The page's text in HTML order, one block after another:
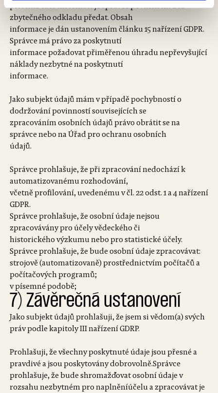
přičemž tuto informaci je správce povinen mi bez
zbytečného odkladu předat. Obsah
informace je dán ustanovením článku 15 nařízení GDPR.
Správce má právo za poskytnutí
informace požadovat přiměřenou úhradu nepřevyšující
náklady nezbytné na poskytnutí
informace.
Jako subjekt údajů mám v případě pochybností o
dodržování povinností souvisejících se
zpracováním osobních údajů právo obrátit se na
správce nebo na Úřad pro ochranu osobních
údajů.
Správce prohlašuje, že při zpracování nedochází k
automatizovanému rozhodování,
včetně profilování, uvedenému v čl. 22 odst. 1 a 4 nařízení
GDPR.
Správce prohlašuje, že osobní údaje nejsou
zpracovávány pro účely vědeckého či
historického výzkumu nebo pro statistické účely.
Správce prohlašuje, že bude osobní údaje zpracovávat:
strojově (automatizovaně) prostřednictvím počítačů a
počítačových programů;
v písemné podobě;
7) Závěrečná ustanovení
Jako subjekt údajů prohlašuji, že jsem si vědom(a) svých
práv podle kapitoly III nařízení GDRP.
Prohlašuji, že všechny poskytnuté údaje jsou přesné a
pravdivé a jsou poskytovány dobrovolně.Správce
prohlašuje, že bude shromažďovat osobní údaje v
rozsahu nezbytném pro naplněníúčelu a zpracovávat je